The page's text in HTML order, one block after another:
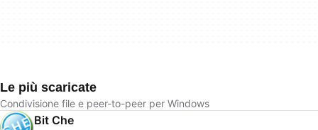
Le più scaricate
Condivisione file e peer-to-peer per Windows
Bit Che